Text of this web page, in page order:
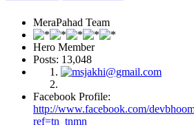
MeraPahad Team
Hero Member
Posts: 13,048
Facebook Profile:
http://www.facebook.com/
ref=tn_tnmn